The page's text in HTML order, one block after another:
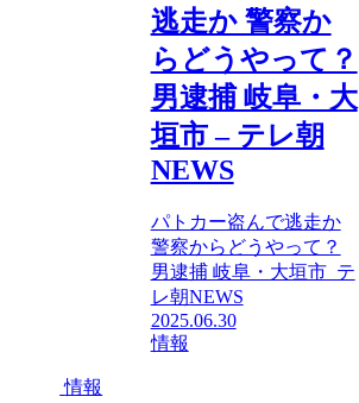
逃走か 警察か
らどうやって？
男逮捕 岐阜・大
垣市 – テレ朝
NEWS
パトカー盗んで逃走か
警察からどうやって？
男逮捕 岐阜・大垣市 テ
レ朝NEWS
2025.06.30
情報
情報